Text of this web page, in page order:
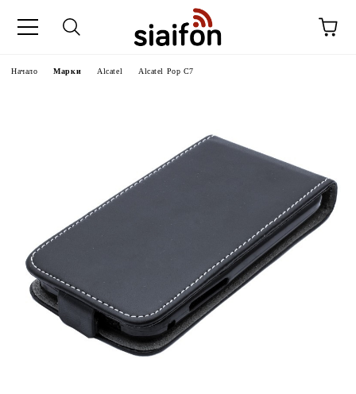
Начало Марки Alcatel Alcatel Pop C7